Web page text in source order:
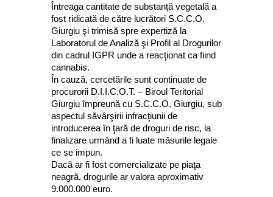
Întreaga cantitate de substanță vegetală a
fost ridicată de către lucrători S.C.C.O.
Giurgiu şi trimisă spre expertiză la
Laboratorul de Analiză şi Profil al Drogurilor
din cadrul IGPR unde a reacţionat ca fiind
cannabis.
În cauză, cercetările sunt continuate de
procurorii D.I.I.C.O.T. – Biroul Teritorial
Giurgiu împreună cu S.C.C.O. Giurgiu, sub
aspectul săvârşirii infracţiunii de
introducerea în ţară de droguri de risc, la
finalizare urmând a fi luate măsurile legale
ce se impun.
Dacă ar fi fost comercializate pe piaţa
neagră, drogurile ar valora aproximativ
9.000.000 euro.